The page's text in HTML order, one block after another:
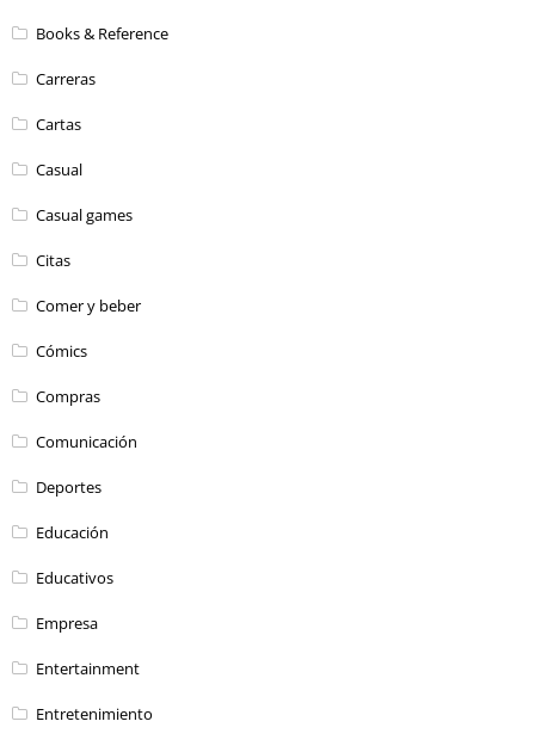
Books & Reference
Carreras
Cartas
Casual
Casual games
Citas
Comer y beber
Cómics
Compras
Comunicación
Deportes
Educación
Educativos
Empresa
Entertainment
Entretenimiento